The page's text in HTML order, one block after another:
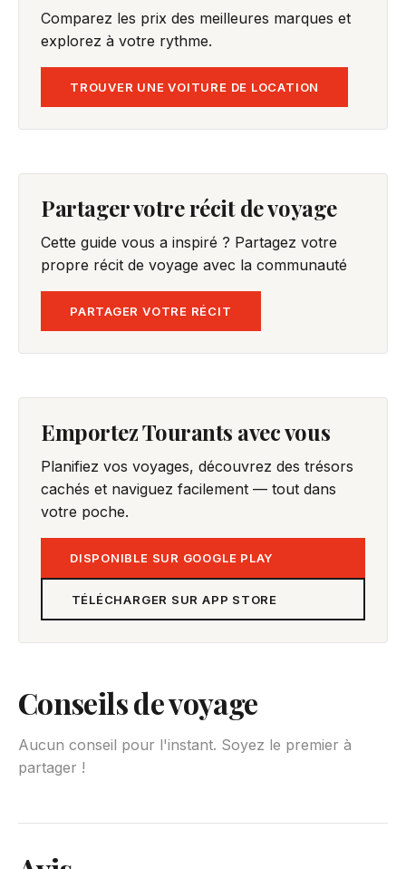
Comparez les prix des meilleures marques et
explorez à votre rythme.
TROUVER UNE VOITURE DE LOCATION
Partager votre récit de voyage
Cette guide vous a inspiré ? Partagez votre
propre récit de voyage avec la communauté
PARTAGER VOTRE RÉCIT
Emportez Tourants avec vous
Planifiez vos voyages, découvrez des trésors
cachés et naviguez facilement — tout dans
votre poche.
DISPONIBLE SUR GOOGLE PLAY
TÉLÉCHARGER SUR APP STORE
Conseils de voyage
Aucun conseil pour l'instant. Soyez le premier à
partager !